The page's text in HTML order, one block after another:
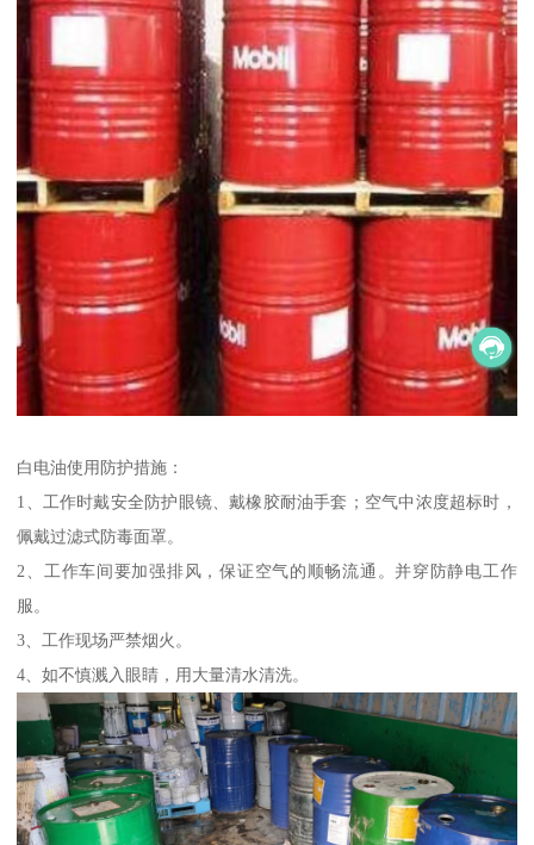
白电油使用防护措施：
1、工作时戴安全防护眼镜、戴橡胶耐油手套；空气中浓度超标时，
佩戴过滤式防毒面罩。
2、工作车间要加强排风，保证空气的顺畅流通。并穿防静电工作
服。
3、工作现场严禁烟火。
4、如不慎溅入眼睛，用大量清水清洗。